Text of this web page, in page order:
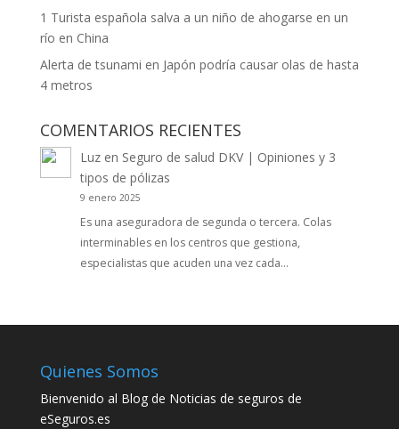
1 Turista española salva a un niño de ahogarse en un
río en China
Alerta de tsunami en Japón podría causar olas de hasta
4 metros
COMENTARIOS RECIENTES
Luz en Seguro de salud DKV | Opiniones y 3
tipos de pólizas
9 enero 2025
Es una aseguradora de segunda o tercera. Colas
interminables en los centros que gestiona,
especialistas que acuden una vez cada…
Quienes Somos
Bienvenido al Blog de Noticias de seguros de
eSeguros.es